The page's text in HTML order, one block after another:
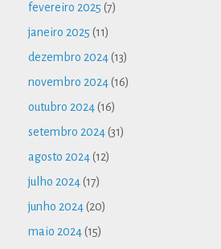
fevereiro 2025 (7)
janeiro 2025 (11)
dezembro 2024(13)
novembro 2024(16)
outubro 2024(16)
setembro 2024(31)
agosto 2024(12)
julho 2024(17)
junho 2024(20)
maio 2024(15)